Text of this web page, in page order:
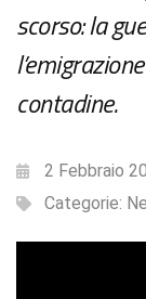
scorso: la
contadine.
2 Febbraio
Categorie: